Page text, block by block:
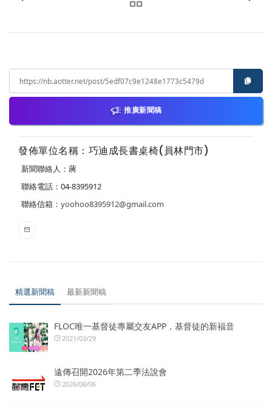
推廣新聞稿
發佈單位名稱：巧迪成長書桌椅(員林門市)
新聞聯絡人：蔣
聯絡電話：04-8395912
聯絡信箱： yoohoo8395912@gmail.com
精選新聞稿 最新新聞稿
FLOC唯一基督徒專屬交友APP，基督徒的新福音
2021/03/29
遠傳召開2026年第二季法說會
2026/08/06